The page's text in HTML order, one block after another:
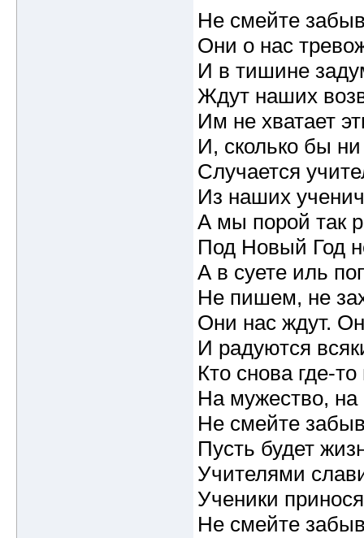
Не смейте
Они о нас
И в тишине
Ждут наших
Им не хватает
И, сколько бы
Случается
Из наших
А мы порой так
Под Новый Год
А в суете иль
Не пишем, не
Они нас ждут.
И радуются
Кто снова где-
На мужество, на
Не смейте
Пусть будет
Учителями
Ученики
Не смейте